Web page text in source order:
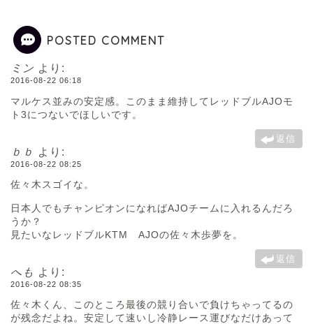
POSTED COMMENT
ミン より:
2016-08-22 06:18
マルケス並みの安定感。このまま維持してレッドブルAJOモ
ト3につないでほしいです。
返信
ｂｂ より:
2016-08-22 08:25
佐々木スゴイな。
日本人でもチャンピオンになればAJOチームに入れるんだろ
うか？
見たいなレッドブルKTM AJOの佐々木歩夢を。
返信
へも より:
2016-08-22 08:35
佐々木くん、このところ最後の競り合いで負けちゃってるの
が残念だよね。安定して速いし冷静レース運びなだけあって